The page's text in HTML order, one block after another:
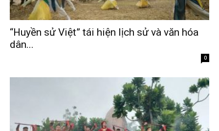
“Huyền sử Việt” tái hiện lịch sử và văn hóa
dân...
0